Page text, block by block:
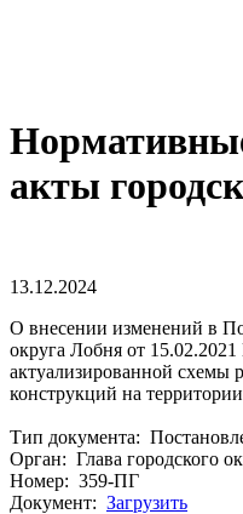
акты
13.12.2024
О внесении изменений в
округа Лобня от
актуализированной схемы
конструкций на
Тип документа:
Орган: Глава городского
Номер: 359-ПГ
Документ: Загрузить